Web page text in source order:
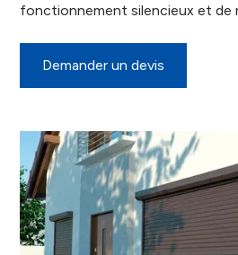
fonctionnement silencieux et de
Demander un devis